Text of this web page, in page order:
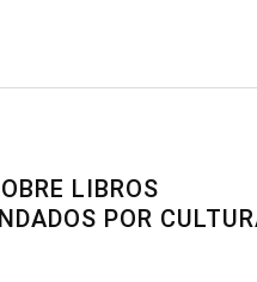
LIBROS
POR